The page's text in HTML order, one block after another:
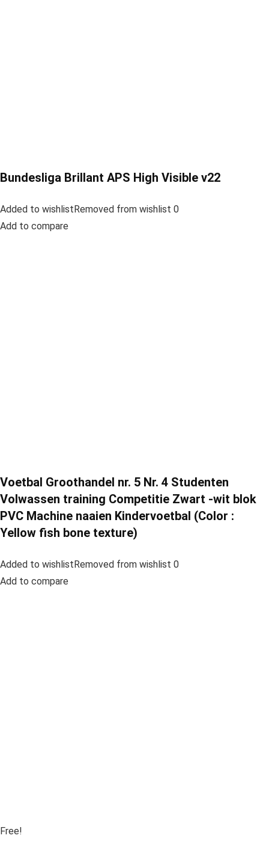
Bundesliga Brillant APS High Visible v22
Added to wishlistRemoved from wishlist 0
Add to compare
Voetbal Groothandel nr. 5 Nr. 4 Studenten
Volwassen training Competitie Zwart -wit blok
PVC Machine naaien Kindervoetbal (Color :
Yellow fish bone texture)
Added to wishlistRemoved from wishlist 0
Add to compare
Free!